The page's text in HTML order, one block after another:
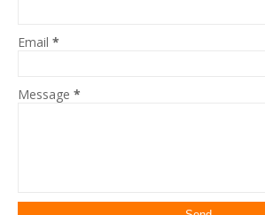
Email *
Message *